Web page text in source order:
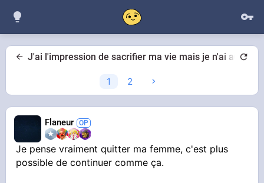
J'ai l'impression de sacrifier ma vie mais je n'ai
1 2
Flaneur
Je pense vraiment quitter ma femme, c'est plus
possible de continuer comme ça.